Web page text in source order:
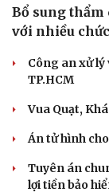
Dinh dưỡng -
Cây thuốc
Sản phụ khoa
Nhi khoa
Nam khoa
Bổ sung
với nhiều
Công an xử lý
TP.HCM
Vua Quạt,
Án tử hình
Tuyên án
lợi tiền bảo